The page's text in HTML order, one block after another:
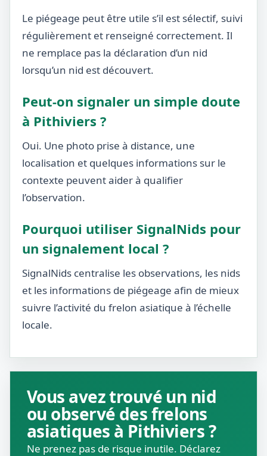
Le piégeage peut être utile s’il est sélectif, suivi
régulièrement et renseigné correctement. Il
ne remplace pas la déclaration d’un nid
lorsqu’un nid est découvert.
Peut-on signaler un simple doute
à Pithiviers ?
Oui. Une photo prise à distance, une
localisation et quelques informations sur le
contexte peuvent aider à qualifier
l’observation.
Pourquoi utiliser SignalNids pour
un signalement local ?
SignalNids centralise les observations, les nids
et les informations de piégeage afin de mieux
suivre l’activité du frelon asiatique à l’échelle
locale.
Vous avez trouvé un nid
ou observé des frelons
asiatiques à Pithiviers ?
Ne prenez pas de risque inutile. Déclarez